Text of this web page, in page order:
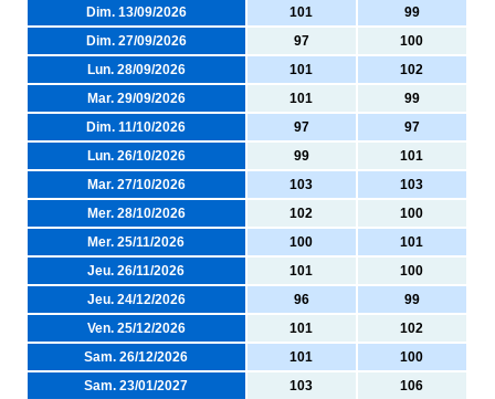
Dim. 13/09/2026
101
99
Dim. 27/09/2026
97
100
Lun. 28/09/2026
101
102
Mar. 29/09/2026
101
99
Dim. 11/10/2026
97
97
Lun. 26/10/2026
99
101
Mar. 27/10/2026
103
103
Mer. 28/10/2026
102
100
Mer. 25/11/2026
100
101
Jeu. 26/11/2026
101
100
Jeu. 24/12/2026
96
99
Ven. 25/12/2026
101
102
Sam. 26/12/2026
101
100
Sam. 23/01/2027
103
106